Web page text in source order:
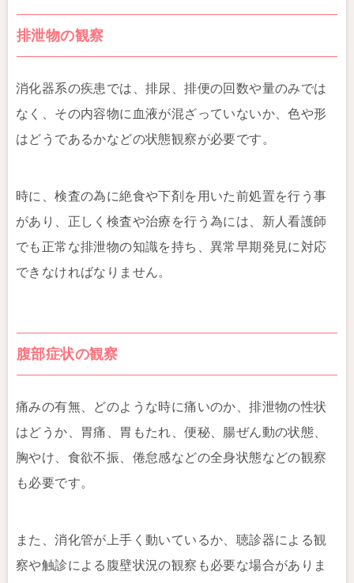
排泄物の観察
消化器系の疾患では、排尿、排便の回数や量のみでは
なく、その内容物に血液が混ざっていないか、色や形
はどうであるかなどの状態観察が必要です。
時に、検査の為に絶食や下剤を用いた前処置を行う事
があり、正しく検査や治療を行う為には、新人看護師
でも正常な排泄物の知識を持ち、異常早期発見に対応
できなければなりません。
腹部症状の観察
痛みの有無、どのような時に痛いのか、排泄物の性状
はどうか、胃痛、胃もたれ、便秘、腸ぜん動の状態、
胸やけ、食欲不振、倦怠感などの全身状態などの観察
も必要です。
また、消化管が上手く動いているか、聴診器による観
察や触診による腹壁状況の観察も必要な場合がありま